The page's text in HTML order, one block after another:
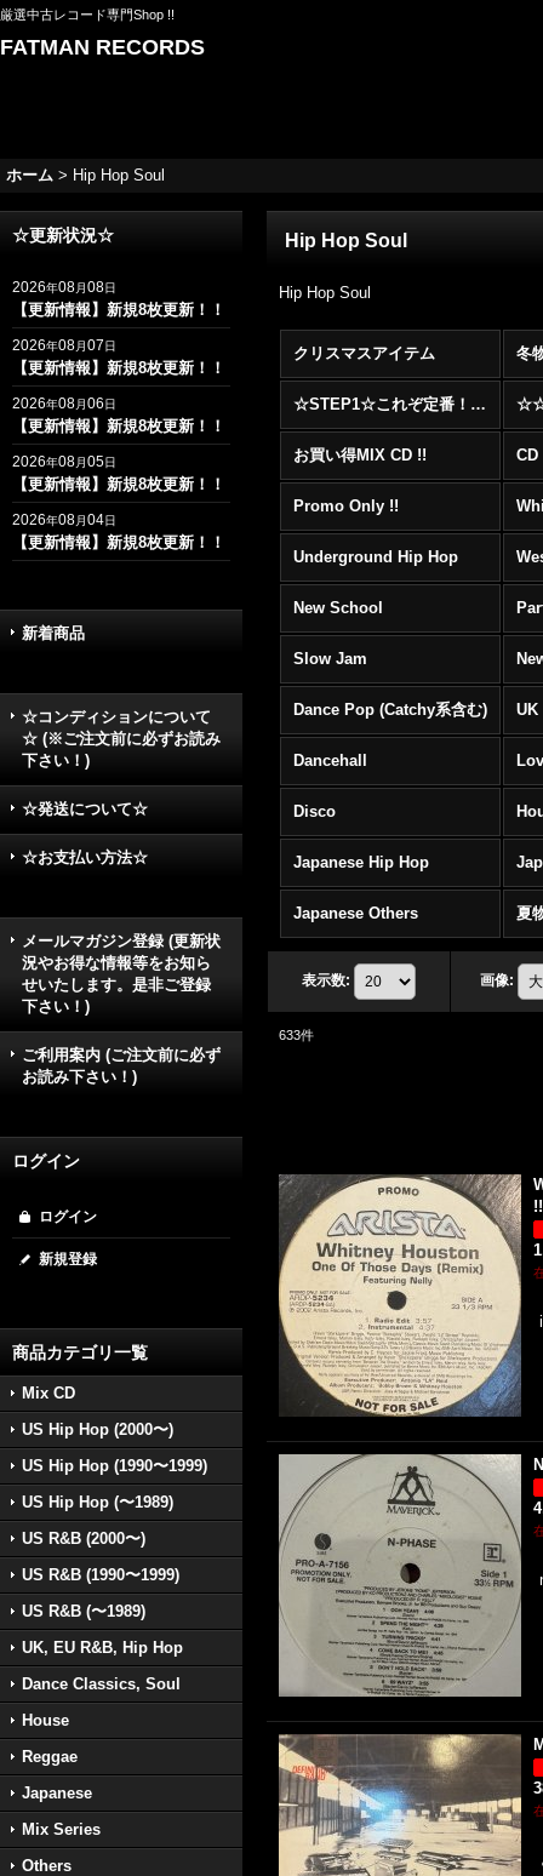
厳選中古レコード専門Shop !!
FATMAN RECORDS
ホーム > Hip Hop Soul
☆更新状況☆
2026年08月08日
【更新情報】新規8枚更新！！
2026年08月07日
【更新情報】新規8枚更新！！
2026年08月06日
【更新情報】新規8枚更新！！
2026年08月05日
【更新情報】新規8枚更新！！
2026年08月04日
【更新情報】新規8枚更新！！
新着商品
☆コンディションについて
☆ (※ご注文前に必ずお読み
下さい！)
☆発送について☆
☆お支払い方法☆
メールマガジン登録 (更新状
況やお得な情報等をお知ら
せいたします。是非ご登録
下さい！)
ご利用案内 (ご注文前に必ず
お読み下さい！)
ログイン
ログイン
新規登録
商品カテゴリ一覧
Mix CD
US Hip Hop (2000〜)
US Hip Hop (1990〜1999)
US Hip Hop (〜1989)
US R&B (2000〜)
US R&B (1990〜1999)
US R&B (〜1989)
UK, EU R&B, Hip Hop
Dance Classics, Soul
House
Reggae
Japanese
Mix Series
Others
Hip Hop Soul
Hip Hop Soul
クリスマスアイテム 冬
☆STEP1☆これぞ定番！！まずはここから！2000年代R&BフロアヒットBest 100 !!!
お買い得MIX CD !!
Promo Only !!
Underground Hip Hop
New School
Slow Jam
Dance Pop (Catchy系含む) UK
Dancehall
Disco
Japanese Hip Hop
Japanese Others 夏
表示数: 画像:
633件